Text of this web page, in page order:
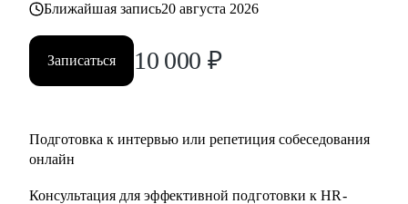
Ближайшая запись20 августа 2026
Записаться 10 000 ₽
Подготовка к интервью или репетиция собеседования
онлайн
Консультация для эффективной подготовки к HR-